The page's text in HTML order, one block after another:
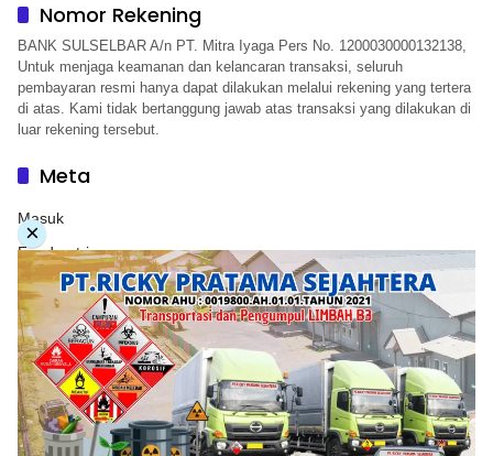
Nomor Rekening
BANK SULSELBAR A/n PT. Mitra Iyaga Pers No. 1200030000132138,
Untuk menjaga keamanan dan kelancaran transaksi, seluruh
pembayaran resmi hanya dapat dilakukan melalui rekening yang tertera
di atas. Kami tidak bertanggung jawab atas transaksi yang dilakukan di
luar rekening tersebut.
Meta
Masuk
Feed entri
Feed komentar
WordPress.org
×